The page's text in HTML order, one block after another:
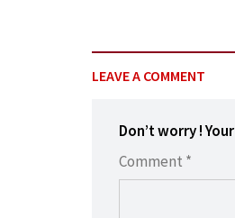
LEAVE A COMMENT
Don’t worry !
Comment *